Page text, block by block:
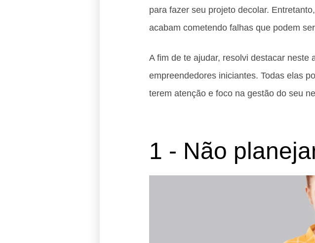
para fazer seu projeto decolar.
acabam cometendo falhas que podem
A fim de te ajudar, resolvi destacar
empreendedores iniciantes. Todas elas
terem atenção e foco na gestão do seu
1 - Não